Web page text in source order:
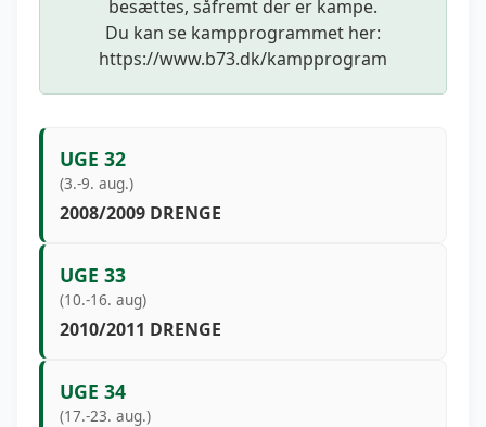
besættes, såfremt der er kampe.
Du kan se kampprogrammet her:
https://www.b73.dk/kampprogram
UGE 32
(3.-9. aug.)
2008/2009 DRENGE
UGE 33
(10.-16. aug)
2010/2011 DRENGE
UGE 34
(17.-23. aug.)